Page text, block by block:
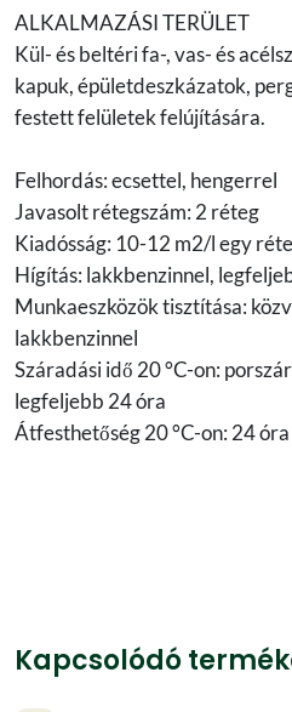
ALKALMAZÁSI TERÜLET
Kül- és beltéri fa-, vas- és
kapuk, épületdeszkázatok,
festett felületek felújítására.
Felhordás: ecsettel, hengerrel
Javasolt rétegszám: 2 réteg
Kiadósság: 10-12 m2/l egy
Hígítás: lakkbenzinnel,
Munkaeszközök tisztítása:
lakkbenzinnel
Száradási idő 20 °C-on:
legfeljebb 24 óra
Átfesthetőség 20 °C-on: 24 óra
Kapcsolódó